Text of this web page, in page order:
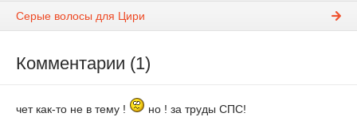
Серые волосы для Цири
Комментарии (1)
чет как-то не в тему ! но ! за труды СПС!